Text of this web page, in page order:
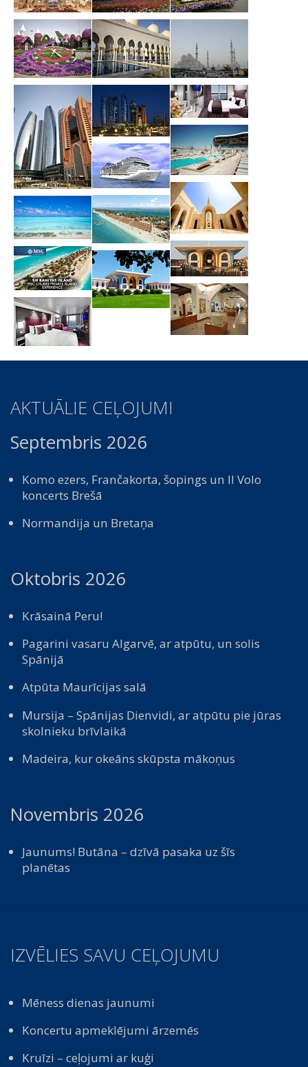
AKTUĀLIE CEĻOJUMI
Septembris 2026
Komo ezers, Frančakorta, šopings un Il Volo
koncerts Brešā
Normandija un Bretaņa
Oktobris 2026
Krāsainā Peru!
Pagarini vasaru Algarvē, ar atpūtu, un solis
Spānijā
Atpūta Maurīcijas salā
Mursija – Spānijas Dienvidi, ar atpūtu pie jūras
skolnieku brīvlaikā
Madeira, kur okeāns skūpsta mākoņus
Novembris 2026
Jaunums! Butāna – dzīvā pasaka uz šīs
planētas
IZVĒLIES SAVU CEĻOJUMU
Mēness dienas jaunumi
Koncertu apmeklējumi ārzemēs
Kruīzi – ceļojumi ar kuģi